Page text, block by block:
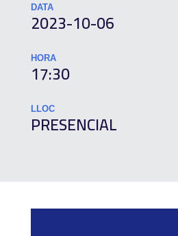
DATA
2023-10-06
HORA
17:30
LLOC
PRESENCIAL